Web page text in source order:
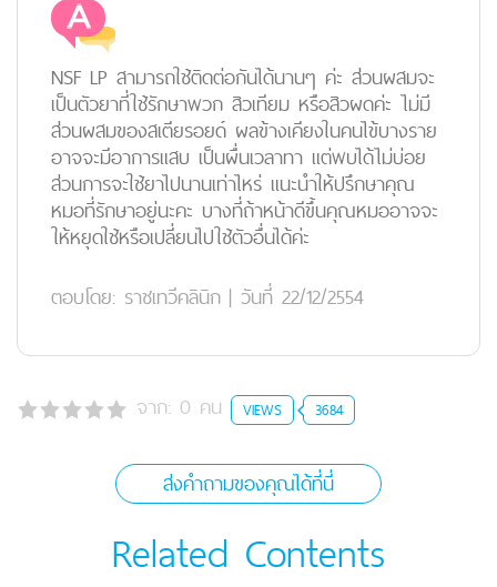
NSF LP สามารถใช้ติดต่อกันได้นานๆ ค่ะ ส่วนผสมจะ
เป็นตัวยาที่ใช้รักษาพวก สิวเทียม หรือสิวผดค่ะ ไม่มี
ส่วนผสมของสเตียรอยด์ ผลข้างเคียงในคนไข้บางราย
อาจจะมีอาการแสบ เป็นผื่นเวลาทา แต่พบได้ไม่บ่อย
ส่วนการจะใช้ยาไปนานเท่าไหร่ แนะนำให้ปรึกษาคุณ
หมอที่รักษาอยู่นะคะ บางที่ถ้าหน้าดีขึ้นคุณหมออาจจะ
ให้หยุดใช้หรือเปลี่ยนไปใช้ตัวอื่นได้ค่ะ
ตอบโดย: ราชเทวีคลินิก | วันที่ 22/12/2554
จาก: 0 คน VIEWS 3684
ส่งคำถามของคุณได้ที่นี่
Related Contents